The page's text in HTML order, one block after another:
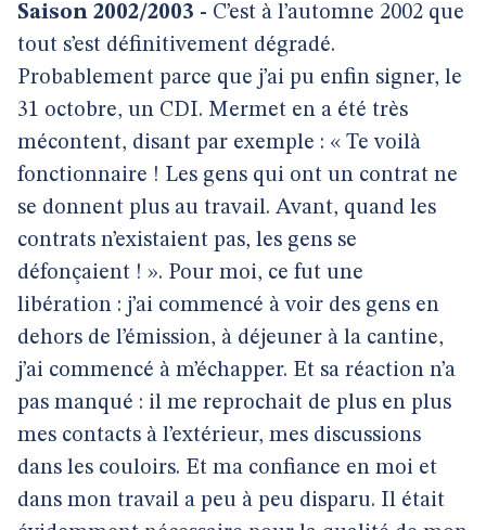
Saison 2002/2003 - C’est à l’automne 2002 que
tout s’est définitivement dégradé.
Probablement parce que j’ai pu enfin signer, le
31 octobre, un CDI. Mermet en a été très
mécontent, disant par exemple : « Te voilà
fonctionnaire ! Les gens qui ont un contrat ne
se donnent plus au travail. Avant, quand les
contrats n’existaient pas, les gens se
défonçaient ! ». Pour moi, ce fut une
libération : j’ai commencé à voir des gens en
dehors de l’émission, à déjeuner à la cantine,
j’ai commencé à m’échapper. Et sa réaction n’a
pas manqué : il me reprochait de plus en plus
mes contacts à l’extérieur, mes discussions
dans les couloirs. Et ma confiance en moi et
dans mon travail a peu à peu disparu. Il était